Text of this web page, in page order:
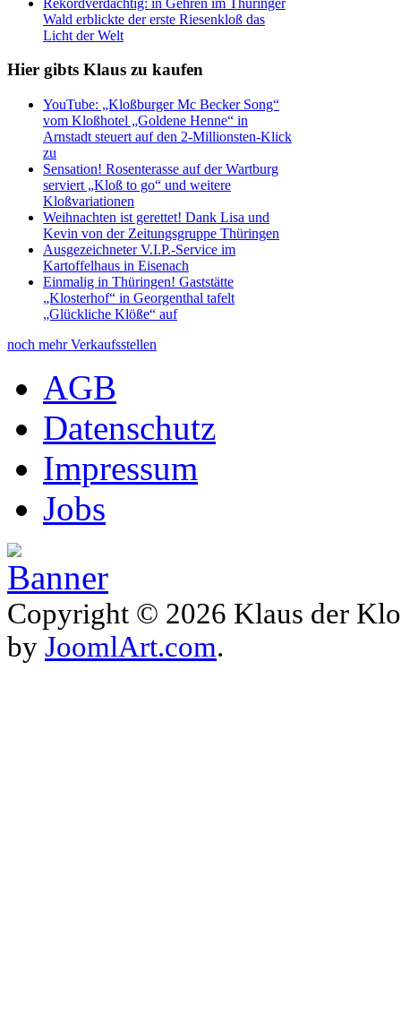
Wald erblickte der erste Riesenkloß das
Licht der Welt
Hier gibts Klaus zu kaufen
YouTube: „Kloßburger Mc Becker Song“
vom Kloßhotel „Goldene Henne“ in
Arnstadt steuert auf den 2-Millionsten-Klick
zu
Sensation! Rosenterasse auf der Wartburg
serviert „Kloß to go“ und weitere
Kloßvariationen
Weihnachten ist gerettet! Dank Lisa und
Kevin von der Zeitungsgruppe Thüringen
Ausgezeichneter V.I.P.-Service im
Kartoffelhaus in Eisenach
Einmalig in Thüringen! Gaststätte
„Klosterhof“ in Georgenthal tafelt
„Glückliche Klöße“ auf
noch mehr Verkaufsstellen
AGB
Datenschutz
Impressum
Jobs
Copyright © 2026 Klaus der
by JoomlArt.com.